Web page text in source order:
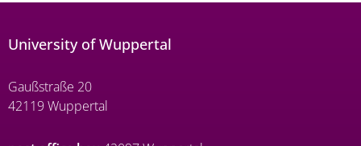
University of Wuppertal
Gaußstraße 20
42119 Wuppertal